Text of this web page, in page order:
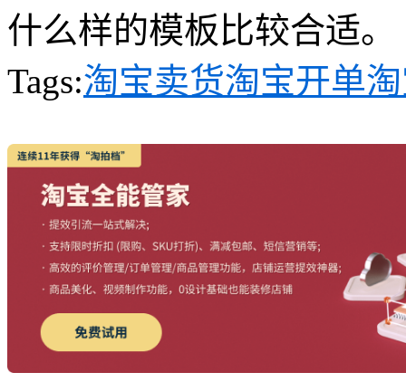
什么样的模板比较合适。
Tags:淘宝卖货淘宝开单